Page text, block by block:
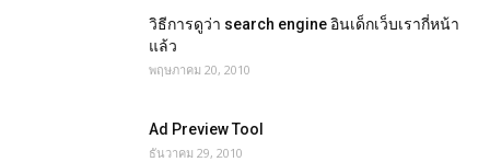
วิธีการดูว่า search engine อินเด็กเว็บเรากี่หน้า
แล้ว
พฤษภาคม 20, 2010
Ad Preview Tool
ธันวาคม 29, 2010